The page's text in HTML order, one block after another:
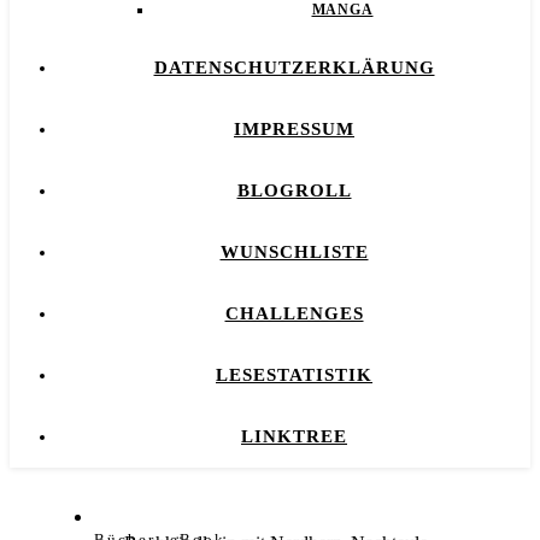
MANGA
DATENSCHUTZERKLÄRUNG
IMPRESSUM
BLOGROLL
WUNSCHLISTE
CHALLENGES
LESESTATISTIK
LINKTREE